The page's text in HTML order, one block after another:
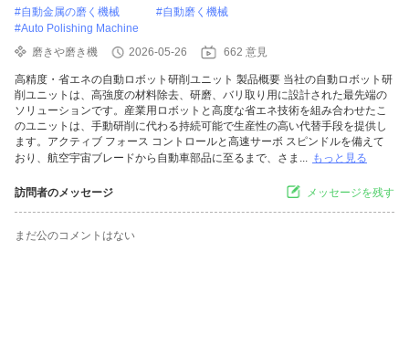
#自動金属の磨く機械 #自動磨く機械
#Auto Polishing Machine
磨きや磨き機
2026-05-26 662 意見
高精度・省エネの自動ロボット研削ユニット 製品概要 当社の自動ロボット研
削ユニットは、高強度の材料除去、研磨、バリ取り用に設計された最先端の
ソリューションです。産業用ロボットと高度な省エネ技術を組み合わせたこ
のユニットは、手動研削に代わる持続可能で生産性の高い代替手段を提供し
ます。アクティブ フォース コントロールと高速サーボ スピンドルを備えて
おり、航空宇宙ブレードから自動車部品に至るまで、さま... もっと見る
訪問者のメッセージ メッセージを残す
まだ公のコメントはない